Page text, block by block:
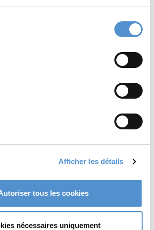
Afficher les détails
tous les cookies
nécessaires uniquement
Read more